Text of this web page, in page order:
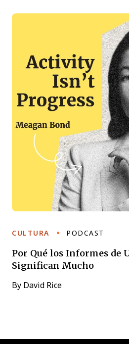
CULTURA PODCAST
Por Qué los Informes de
Significan Mucho
By David Rice